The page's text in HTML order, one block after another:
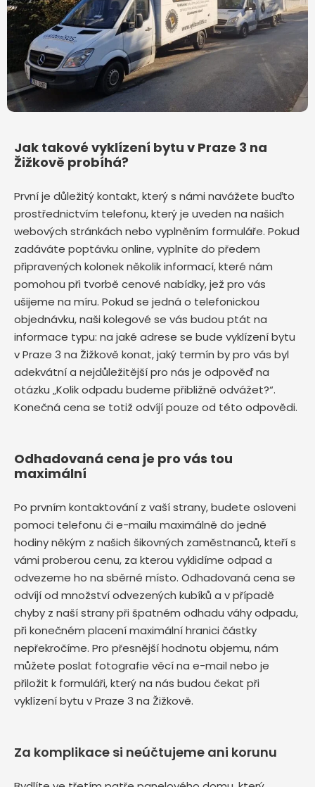
Jak takové vyklízení bytu v Praze 3 na
Žižkově probíhá?
První je důležitý kontakt, který s námi navážete buďto
prostřednictvím telefonu, který je uveden na našich
webových stránkách nebo vyplněním formuláře. Pokud
zadáváte poptávku online, vyplníte do předem
připravených kolonek několik informací, které nám
pomohou při tvorbě cenové nabídky, jež pro vás
ušijeme na míru. Pokud se jedná o telefonickou
objednávku, naši kolegové se vás budou ptát na
informace typu: na jaké adrese se bude vyklízení bytu
v Praze 3 na Žižkově konat, jaký termín by pro vás byl
adekvátní a nejdůležitější pro nás je odpověď na
otázku „Kolik odpadu budeme přibližně odvážet?“.
Konečná cena se totiž odvíjí pouze od této odpovědi.
Odhadovaná cena je pro vás tou
maximální
Po prvním kontaktování z vaší strany, budete osloveni
pomoci telefonu či e-mailu maximálně do jedné
hodiny někým z našich šikovných zaměstnanců, kteří s
vámi proberou cenu, za kterou vyklidíme odpad a
odvezeme ho na sběrné místo. Odhadovaná cena se
odvíjí od množství odvezených kubíků a v případě
chyby z naší strany při špatném odhadu váhy odpadu,
při konečném placení maximální hranici částky
nepřekročíme. Pro přesnější hodnotu objemu, nám
můžete poslat fotografie věcí na e-mail nebo je
přiložit k formuláři, který na nás budou čekat při
vyklízení bytu v Praze 3 na Žižkově.
Za komplikace si neúčtujeme ani korunu